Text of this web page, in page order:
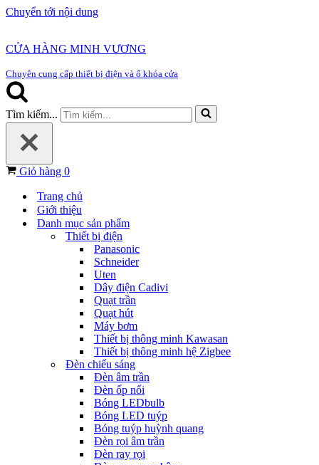
Chuyển tới nội dung
CỬA HÀNG MINH VƯƠNG
Chuyên cung cấp thiết bị điện và ổ khóa cửa
Tìm kiếm...
Giỏ hàng 0
Trang chủ
Giới thiệu
Danh mục sản phẩm
Thiết bị điện
Panasonic
Schneider
Uten
Dây điện Cadivi
Quạt trần
Quạt hút
Máy bơm
Thiết bị thông minh Kawasan
Thiết bị thông minh hệ Zigbee
Đèn chiếu sáng
Đèn âm trần
Đèn ốp nổi
Bóng LEDbulb
Bóng LED tuýp
Bóng tuýp huỳnh quang
Đèn rọi âm trần
Đèn ray rọi